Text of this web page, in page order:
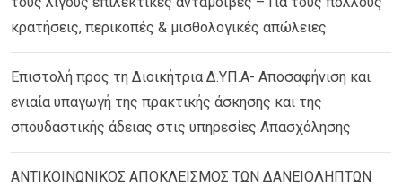
κρατήσεις, περικοπές & μισθολογικές απώλειες
Επιστολή προς τη Διοικήτρια Δ.ΥΠ.Α- Αποσαφήνιση και
ενιαία υπαγωγή της πρακτικής άσκησης και της
σπουδαστικής άδειας στις υπηρεσίες Απασχόλησης
ΑΝΤΙΚΟΙΝΩΝΙΚΟΣ ΑΠΟΚΛΕΙΣΜΟΣ ΤΩΝ ΔΑΝΕΙΟΛΗΠΤΩΝ